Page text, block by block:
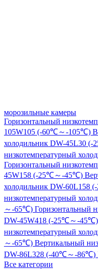
морозильные камеры
Горизонтальный
105W105 (-60℃～-105℃)
холодильник DW-45L30
низкотемпературный
Горизонтальный
45W158 (-25℃～-45℃)
холодильник DW-60L158
низкотемпературный
～-65℃) Горизонтальный
DW-45W418 (-25℃～-45℃)
низкотемпературный
～-65℃) Вертикальный
DW-86L328 (-40℃～-86℃)
Все категории